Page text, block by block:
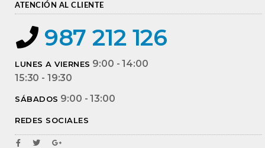
ATENCIÓN AL CLIENTE
987 212 126
LUNES A VIERNES 9:00 - 14:00
15:30 - 19:30
SÁBADOS 9:00 - 13:00
REDES SOCIALES